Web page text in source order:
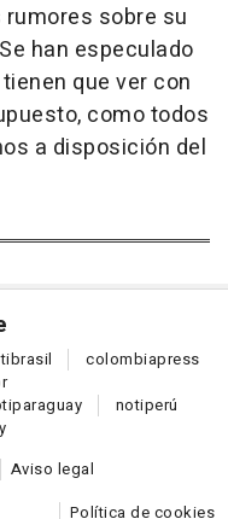
sobre su
han especulado
que ver con
como todos
a disposición del
brasil colombiapress
paraguay notiperú
Aviso legal
Política de cookies